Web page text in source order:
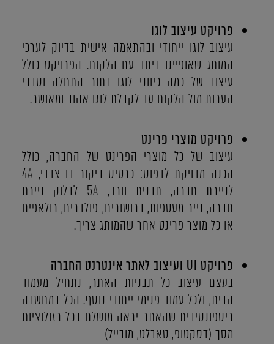
פרויקט עיצוב לוגו
עיצוב לוגו ייחודי ובהתאמה אישית בדיוק לערכי
המותג שאופיינו ביחד עם הלקוח. הפרויקט כולל
עיצוב של כמה כיווני לוגו בתור התחלה וסבבי
הערות מול הלקוח עד לקבלת לוגו אהוב ומאושר.
פרויקט מוצרי פרינט
עיצוב של כל מוצרי הפרינט של החברה, כולל
הכנה מדויקת לדפוס: כרטיס ביקור דו צדדי, A
4
לניירת חברה, תבנית וורד, A
5 לבלוק ניירת
חברה, נייר מעטפות, ברושורים, פולדרים, רולאפים
או כל מוצר פרינט אחר שהמותג צריך.
פרויקט UI ועיצוב לאתר אינטרנט החברה
בעצם עיצוב כל תבניות האתר, נתחיל מעמוד
הבית, ולכל עמוד פנימי ייחודי נוסף. הכל במחשבה
ריספונסיבית שהאתר יראה מושלם בכל רזולוציות
מסך (דסקטופ, טאבלט, מובייל)